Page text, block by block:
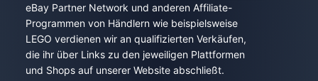
eBay Partner Network und anderen Affiliate-
Programmen von Händlern wie beispielsweise
LEGO verdienen wir an qualifizierten Verkäufen,
die ihr über Links zu den jeweiligen Plattformen
und Shops auf unserer Website abschließt.